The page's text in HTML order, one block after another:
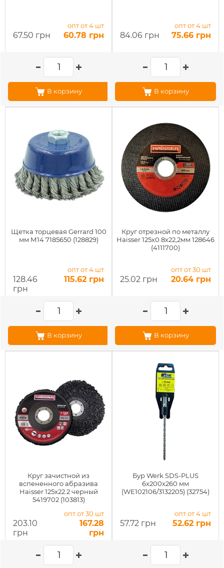
67.50 грн
опт от 4 шт
60.78 грн
В корзину
84.06 грн
опт от 4 шт
75.66 грн
В корзину
Щетка торцевая Gerrard 100
мм М14 7185650 (128829)
128.46
грн
опт от 4 шт
115.62 грн
В корзину
Круг отрезной по металлу
Haisser 125х0.8х22,2мм 128646
(4111700)
25.02 грн
опт от 30 шт
20.64 грн
В корзину
Круг зачистной из
вспененного абразива
Haisser 125х22.2 черный
5419702 (103813)
203.10
грн
опт от 30 шт
167.28
грн
Бур Werk SDS-PLUS
6x200x260 мм
(WE102106/3132205) (32754)
57.72 грн
опт от 4 шт
52.62 грн